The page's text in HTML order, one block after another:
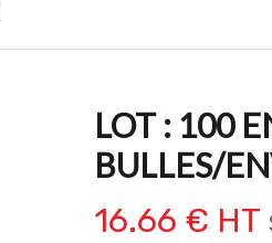
LOT : 100
BULLES/
16.66 € HT